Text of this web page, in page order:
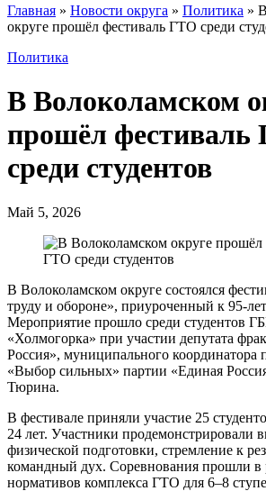
Главная » Новости округа » Политика »
округе прошёл фестиваль ГТО среди
Политика
В Волоколамском
прошёл
среди студентов
Май 5, 2026
В Волоколамском округе состоялся
труду и обороне», приуроченный к 95-
Мероприятие прошло среди
«Холмогорка» при участии депутата
Россия», муниципального координатора
«Выбор сильных» партии «Единая
Тюрина.
В фестивале приняли участие 25
24 лет. Участники продемонстрировали
физической подготовки, стремление к
командный дух. Соревнования прошли в
нормативов комплекса ГТО для 6–8